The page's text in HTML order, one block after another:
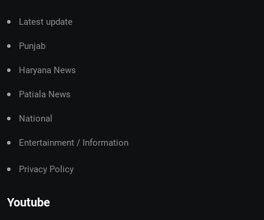
Latest update
Punjab
Haryana News
Patiala News
National
Entertainment / Information
Privacy Policy
Youtube